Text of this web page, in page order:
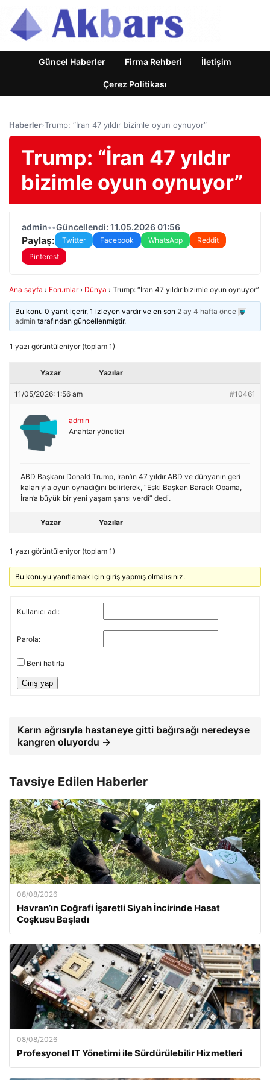
Güncel Haberler Firma Rehberi İletişim
Çerez Politikası
Haberler›Trump: “İran 47 yıldır bizimle oyun oynuyor”
Trump: “İran 47 yıldır
bizimle oyun oynuyor”
admin••Güncellendi: 11.05.2026 01:56
Paylaş: Twitter Facebook WhatsApp
Reddit
Pinterest
Ana sayfa › Forumlar › Dünya › Trump: “İran 47 yıldır bizimle oyun oynuyor”
Bu konu 0 yanıt içerir, 1 izleyen vardır ve en son 2 ay 4 hafta önce
admin tarafından güncellenmiştir.
1 yazı görüntüleniyor (toplam 1)
Yazar Yazılar
11/05/2026: 1:56 am #10461
admin
Anahtar yönetici
ABD Başkanı Donald Trump, İran’ın 47 yıldır ABD ve dünyanın geri
kalanıyla oyun oynadığını belirterek, “Eski Başkan Barack Obama,
İran’a büyük bir yeni yaşam şansı verdi” dedi.
Yazar Yazılar
1 yazı görüntüleniyor (toplam 1)
Bu konuyu yanıtlamak için giriş yapmış olmalısınız.
Kullanıcı adı:
Parola:
Beni hatırla
Giriş yap
Karın ağrısıyla hastaneye gitti bağırsağı neredeyse
kangren oluyordu →
Tavsiye Edilen Haberler
08/08/2026
Havran’ın Coğrafi İşaretli Siyah İncirinde Hasat
Coşkusu Başladı
08/08/2026
Profesyonel IT Yönetimi ile Sürdürülebilir Hizmetleri